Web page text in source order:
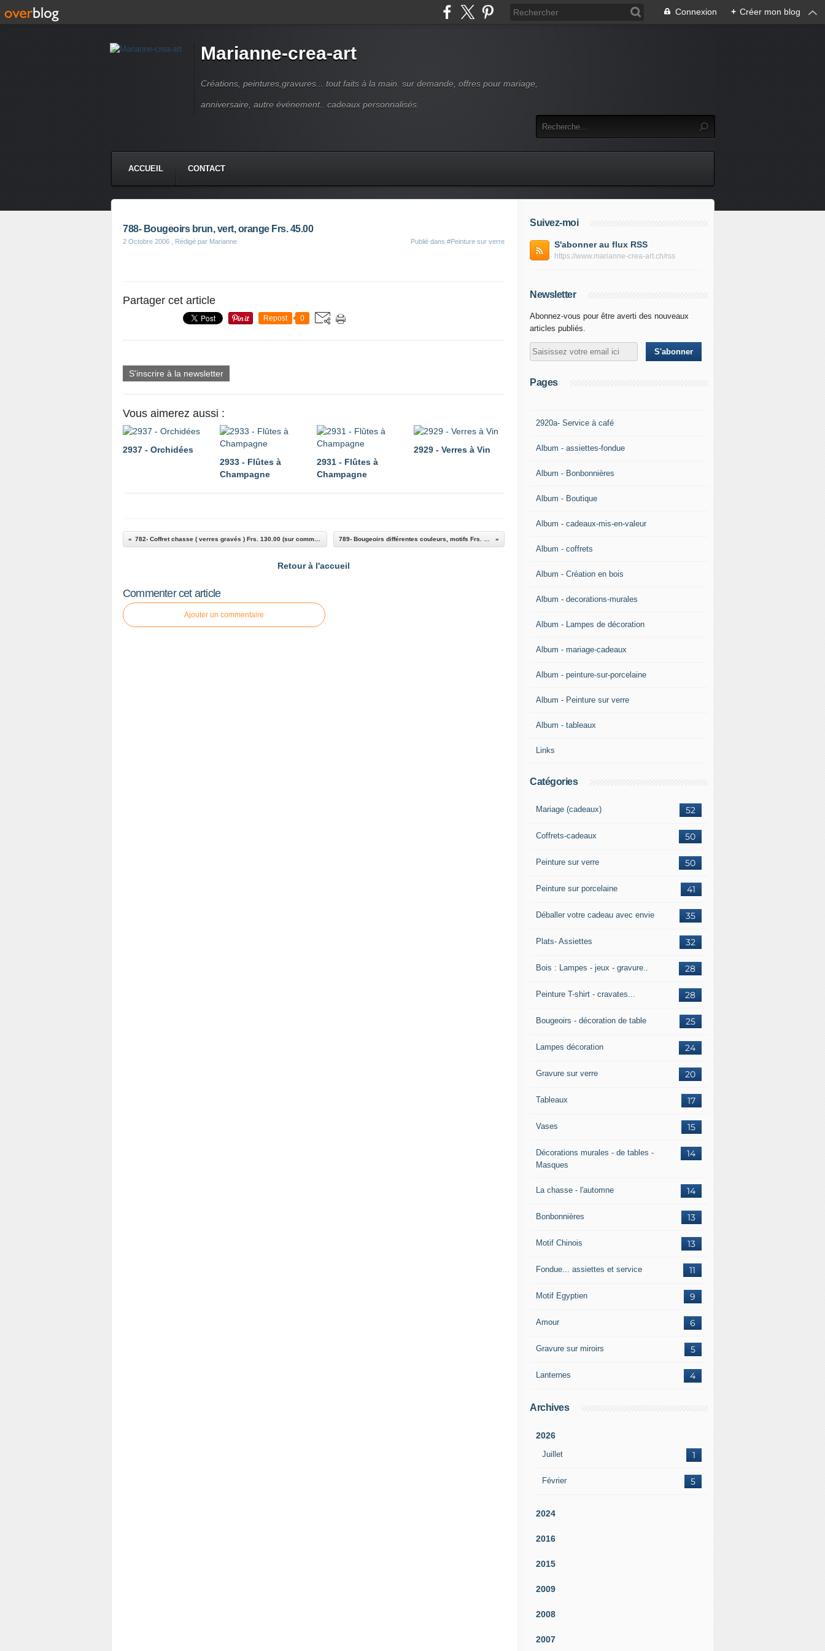
Connexion + Créer mon blog
Marianne-crea-art
Créations, peintures,gravures... tout faits à la main. sur demande, offres pour mariage,
anniversaire, autre événement.. cadeaux personnalisés.
ACCUEIL CONTACT
788- Bougeoirs brun, vert, orange Frs. 45.00
2 Octobre 2006 , Rédigé par Marianne Publié dans #Peinture sur verre
Partager cet article
Repost 0
S'inscrire à la newsletter
Vous aimerez aussi :
2937 - Orchidées
2933 - Flûtes à
Champagne
2931 - Flûtes à
Champagne
2929 - Verres à Vin
Retour à l'accueil
Commenter cet article
Ajouter un commentaire
Suivez-moi
S'abonner au flux RSS
https://www.marianne-crea-art.ch/rss
Newsletter
Abonnez-vous pour être averti des nouveaux
articles publiés.
Pages
2920a- Service à café
Album - assiettes-fondue
Album - Bonbonnières
Album - Boutique
Album - cadeaux-mis-en-valeur
Album - coffrets
Album - Création en bois
Album - decorations-murales
Album - Lampes de décoration
Album - mariage-cadeaux
Album - peinture-sur-porcelaine
Album - Peinture sur verre
Album - tableaux
Links
Catégories
52
Mariage (cadeaux)
50
Coffrets-cadeaux
50
Peinture sur verre
41
Peinture sur porcelaine
35
Déballer votre cadeau avec envie
32
Plats- Assiettes
28
Bois : Lampes - jeux - gravure..
28
Peinture T-shirt - cravates...
25
Bougeoirs - décoration de table
24
Lampes décoration
20
Gravure sur verre
17
Tableaux
15
Vases
14
Décorations murales - de tables -
Masques
14
La chasse - l'automne
13
Bonbonnières
13
Motif Chinois
11
Fondue... assiettes et service
9
Motif Egyptien
6
Amour
5
Gravure sur miroirs
4
Lanternes
Archives
2026
Juillet 1
Février 5
2024
2016
2015
2009
2008
2007